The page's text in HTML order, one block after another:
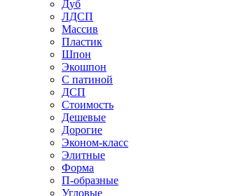
Дуб
ЛДСП
Массив
Пластик
Шпон
Экошпон
С патиной
ДСП
Стоимость
Дешевые
Дорогие
Эконом-класс
Элитные
Форма
П-образные
Угловые